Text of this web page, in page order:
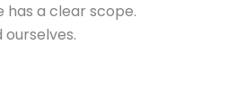
has a clear scope.